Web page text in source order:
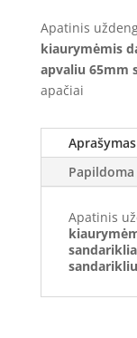
Apatinis
kiaurymėmis
apvaliu 65mm
apačiai
Aprašymas
Apatinis
sandarikliu